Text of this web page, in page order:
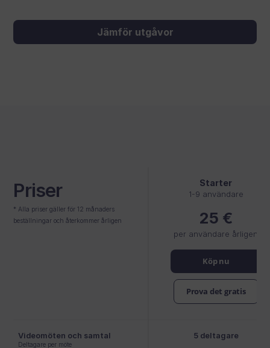
Jämför utgåvor